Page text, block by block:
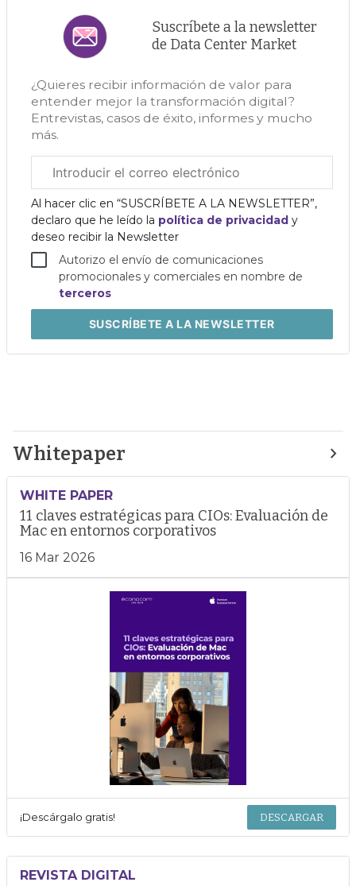
Suscríbete a la newsletter
de Data Center Market
¿Quieres recibir información de valor para
entender mejor la transformación digital?
Entrevistas, casos de éxito, informes y mucho
más.
electrónico
corporativo
Al hacer clic en “SUSCRÍBETE A LA NEWSLETTER”,
declaro que he leído la política de privacidad y
deseo recibir la Newsletter
Autorizo el envío de comunicaciones
promocionales y comerciales en nombre de
terceros
SUSCRÍBETEA LA NEWSLETTER
Whitepaper
WHITE PAPER
11 claves estratégicas para CIOs: Evaluación de
Mac en entornos corporativos
16 Mar 2026
¡Descárgalo gratis! DESCARGAR
REVISTA DIGITAL